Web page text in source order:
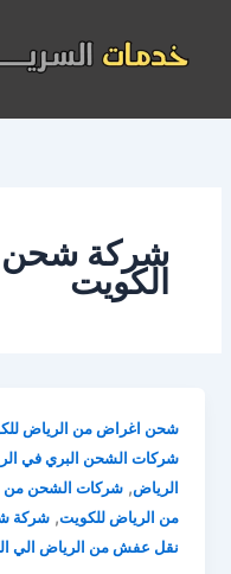
المحتوى
شركة شحن
الكويت
شحن اغراض من الرياض
شركات الشحن البري في
الرياض,شركات الشحن من
من الرياض للكويت,شركة
نقل عفش من الرياض الي